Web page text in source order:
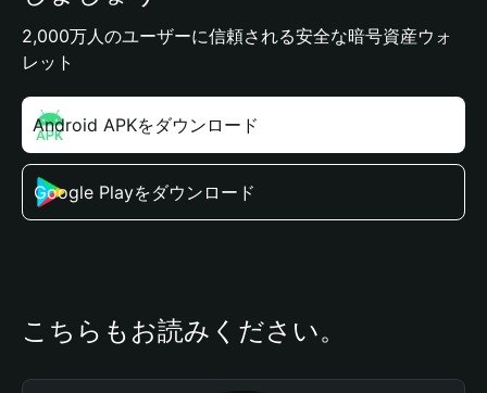
2,000万人のユーザーに信頼される安全な暗号資産ウォ
レット
Android APKをダウンロード
Google Playをダウンロード
こちらもお読みください。